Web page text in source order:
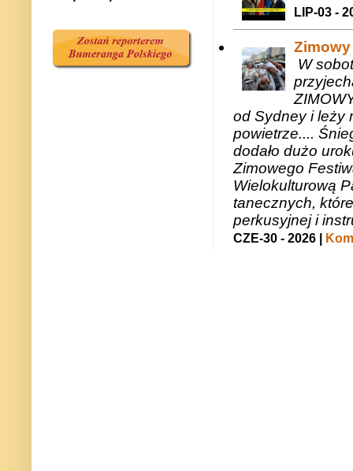
LIP-03 -
W
od Sydney i leży
powietrze....
dodało dużo
Zimowego
Wielokulturową
tanecznych,
perkusyjnej i
CZE-30 - 2026 |